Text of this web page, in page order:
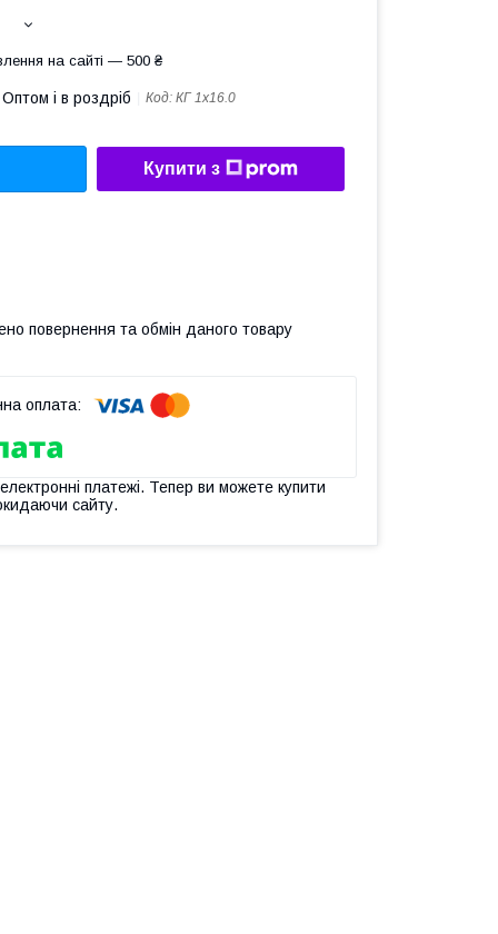
на сайті — 500 ₴
Оптом і в роздріб Код: КГ 1х16.0
Купити з
повернення та обмін даного товару
платежі. Тепер ви можете купити
сайту.